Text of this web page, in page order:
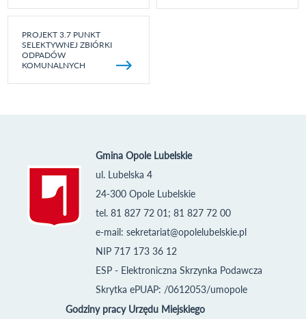
PROJEKT 3.7 PUNKT
SELEKTYWNEJ ZBIÓRKI
ODPADÓW
KOMUNALNYCH
Gmina Opole Lubelskie
ul. Lubelska 4
24-300 Opole Lubelskie
tel. 81 827 72 01; 81 827 72 00
e-mail: sekretariat@opolelubelskie.pl
NIP 717 173 36 12
ESP - Elektroniczna Skrzynka Podawcza
Skrytka ePUAP: /0612053/umopole
Godziny pracy Urzędu Miejskiego